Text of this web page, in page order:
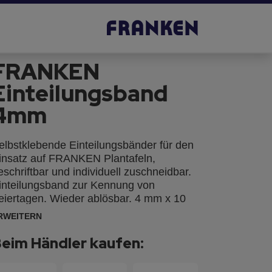
Einteilungsbänder für den
auf FRANKEN Plantafeln,
und individuell zuschneidbar.
zur Kennung von
Wieder ablösbar. 4 mm x 10
Farbe: graublau. Inhalt/Setinhalt: 1
Händler kaufen: